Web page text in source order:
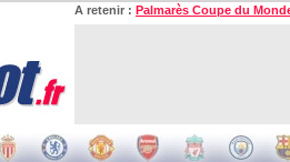
A retenir : Palmarès Coupe du